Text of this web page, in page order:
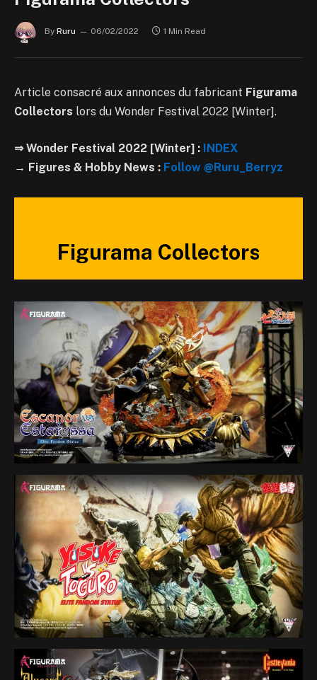
By Ruru 06/02/2022 1 Min Read
Article consacré aux annonces du fabricant Figurama
Collectors lors du Wonder Festival 2022 [Winter].
⇒ Wonder Festival 2022 [Winter] : INDEX
→ Figures & Hobby News : Follow @Ruru_Berryz
Figurama Collectors